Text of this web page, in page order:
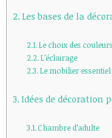
Les bases de la
Le choix des couleurs
L’éclairage
Le mobilier essentiel
Idées de décoration
Chambre d’adulte